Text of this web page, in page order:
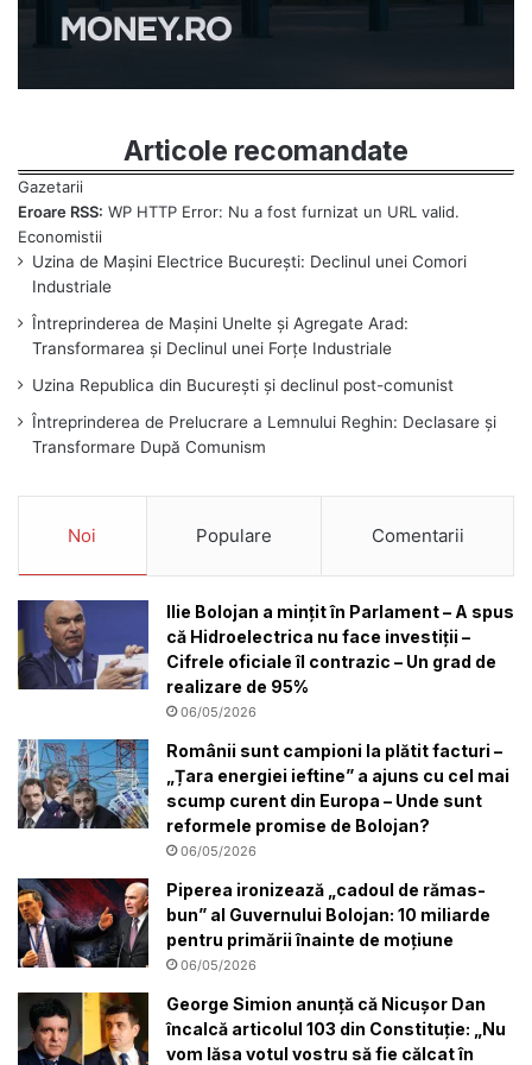
Articole recomandate
Eroare RSS: WP HTTP Error: Nu a fost furnizat un URL valid.
Uzina de Mașini Electrice București: Declinul unei Comori
Industriale
Întreprinderea de Mașini Unelte și Agregate Arad:
Transformarea și Declinul unei Forțe Industriale
Uzina Republica din București și declinul post-comunist
Întreprinderea de Prelucrare a Lemnului Reghin: Declasare și
Transformare După Comunism
Noi Populare Comentarii
Ilie Bolojan a mințit în Parlament – A spus
că Hidroelectrica nu face investiții –
Cifrele oficiale îl contrazic – Un grad de
realizare de 95%
06/05/2026
Românii sunt campioni la plătit facturi –
„Țara energiei ieftine” a ajuns cu cel mai
scump curent din Europa – Unde sunt
reformele promise de Bolojan?
06/05/2026
Piperea ironizează „cadoul de rămas-
bun” al Guvernului Bolojan: 10 miliarde
pentru primării înainte de moțiune
06/05/2026
George Simion anunță că Nicușor Dan
încalcă articolul 103 din Constituție: „Nu
vom lăsa votul vostru să fie călcat în